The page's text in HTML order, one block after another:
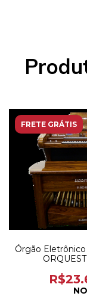
FRETE GRÁTIS
Órgão